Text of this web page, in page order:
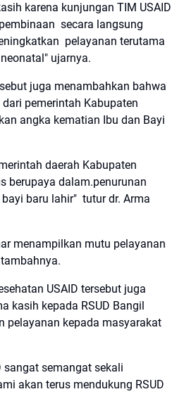
karena kunjungan TIM USAID
secara langsung
pelayanan terutama
ujarnya.
juga menambahkan bahwa
pemerintah Kabupaten
angka kematian Ibu dan Bayi
daerah Kabupaten
berupaya dalam.penurunan
baru lahir" tutur dr. Arma
menampilkan mutu pelayanan
USAID tersebut juga
kasih kepada RSUD Bangil
pelayanan kepada masyarakat
sangat semangat sekali
akan terus mendukung RSUD